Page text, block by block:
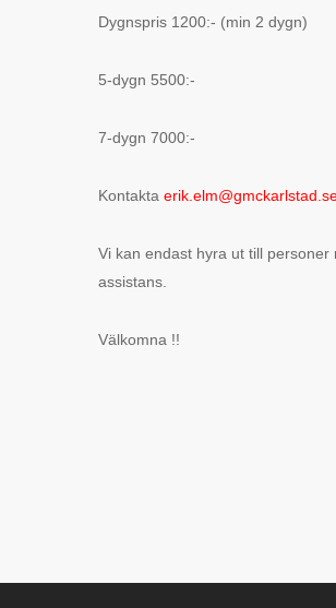
Dygnspris 1200:- (min 2 dygn)
5-dygn 5500:-
7-dygn 7000:-
Kontakta
Vi kan endast hyra ut till
assistans.
Välkomna !!